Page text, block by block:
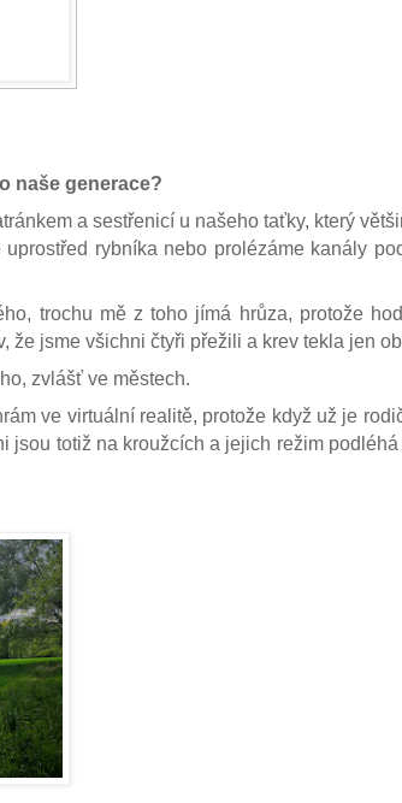
naše generace?
a sestřenicí u našeho taťky, který
rybníka nebo prolézáme kanály
trochu mě z toho jímá hrůza, protože
že jsme všichni čtyři přežili a krev tekla jen
zvlášť ve městech.
ve virtuální realitě, protože když už je
jsou totiž na kroužcích a jejich režim podléhá